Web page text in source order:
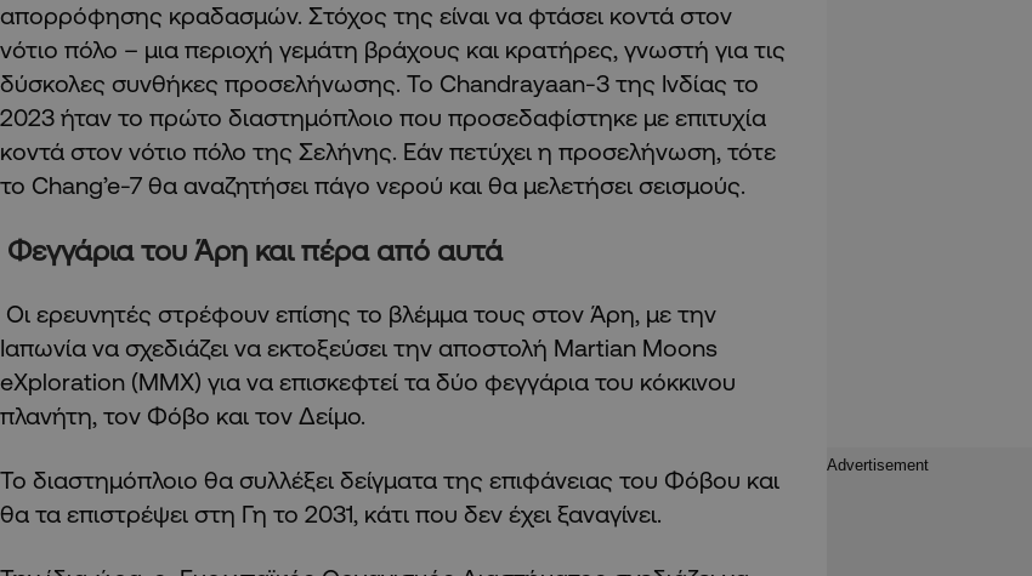
απορρόφησης κραδασμών. Στόχος της είναι να φτάσει κοντά στον
νότιο πόλο – μια περιοχή γεμάτη βράχους και κρατήρες, γνωστή για τις
δύσκολες συνθήκες προσελήνωσης. Το Chandrayaan-3 της Ινδίας το
2023 ήταν το πρώτο διαστημόπλοιο που προσεδαφίστηκε με επιτυχία
κοντά στον νότιο πόλο της Σελήνης. Εάν πετύχει η προσελήνωση, τότε
το Chang’e-7 θα αναζητήσει πάγο νερού και θα μελετήσει σεισμούς.
Φεγγάρια του Άρη και πέρα από αυτά
Οι ερευνητές στρέφουν επίσης το βλέμμα τους στον Άρη, με την
Ιαπωνία να σχεδιάζει να εκτοξεύσει την αποστολή Martian Moons
eXploration (MMX) για να επισκεφτεί τα δύο φεγγάρια του κόκκινου
πλανήτη, τον Φόβο και τον Δείμο.
Το διαστημόπλοιο θα συλλέξει δείγματα της επιφάνειας του Φόβου και
θα τα επιστρέψει στη Γη το 2031, κάτι που δεν έχει ξαναγίνει.